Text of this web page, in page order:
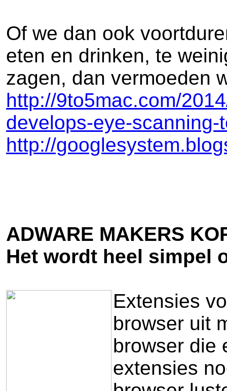
Of we dan ook
eten en drinken, te
zagen, dan vermoeden
http://9to5mac.com/
develops-eye-scanning-
http://
ADWARE MAKERS
Het wordt heel simpel
Extensies
browser uit
browser die
extensies